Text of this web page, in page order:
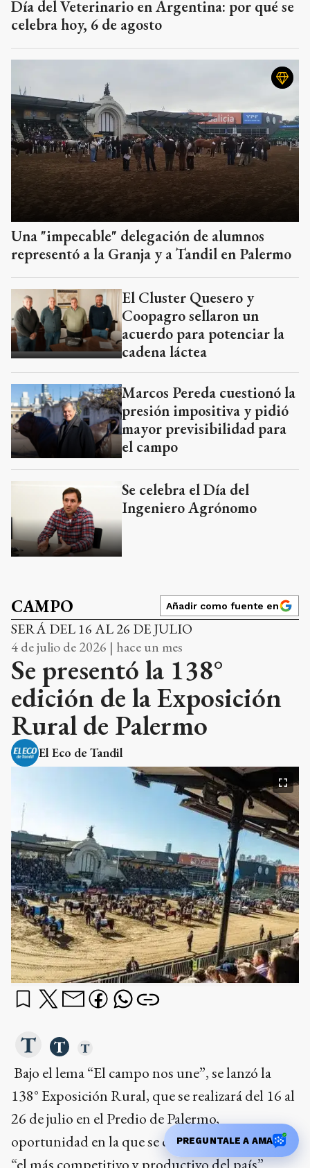
Día del Veterinario en Argentina: por qué se
celebra hoy, 6 de agosto
Una "impecable" delegación de alumnos
representó a la Granja y a Tandil en Palermo
El Cluster Quesero y
Coopagro sellaron un
acuerdo para potenciar la
cadena láctea
Marcos Pereda cuestionó la
presión impositiva y pidió
mayor previsibilidad para
el campo
Se celebra el Día del
Ingeniero Agrónomo
CAMPO Añadir como fuente en
SERÁ DEL 16 AL 26 DE JULIO
4 de julio de 2026 | hace un mes
Se presentó la 138°
edición de la Exposición
Rural de Palermo
El Eco de Tandil
Bajo el lema “El campo nos une”, se lanzó la
138° Exposición Rural, que se realizará del 16 al
26 de julio en el Predio de Palermo,
oportunidad en la que se calificó al sector como
PREGUNTALE A AMA